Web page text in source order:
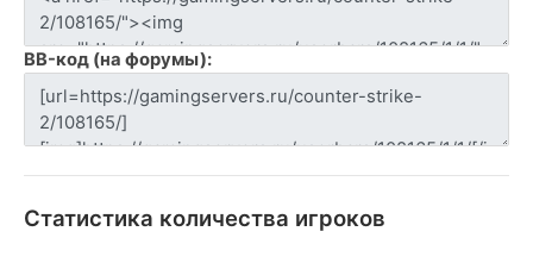
BB-код (на форумы):
Статистика количества игроков